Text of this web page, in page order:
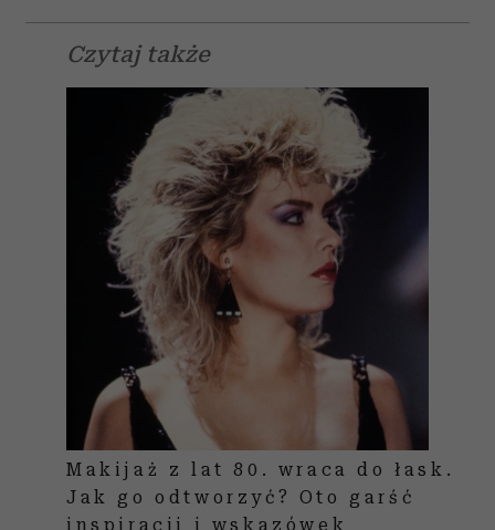
Czytaj także
Makijaż z lat 80. wraca do łask.
Jak go odtworzyć? Oto garść
inspiracji i wskazówek